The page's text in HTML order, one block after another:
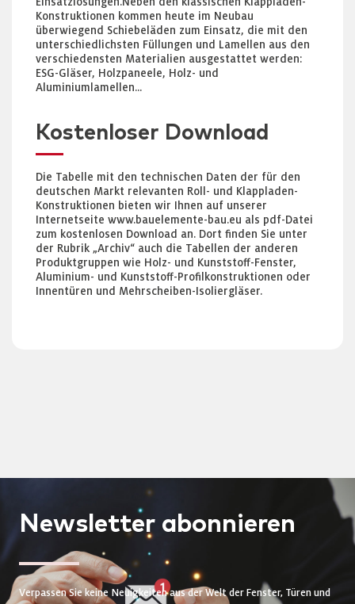
Konstruktionen kommen heute im Neubau
überwiegend Schiebeläden zum Einsatz, die mit den
unterschiedlichsten Füllungen und Lamellen aus den
verschiedensten Materialien ausgestattet werden:
ESG-Gläser, Holzpaneele, Holz- und
Aluminiumlamellen...
Kostenloser Download
Die Tabelle mit den technischen Daten der für den
deutschen Markt relevanten Roll- und Klappladen-
Konstruktionen bieten wir Ihnen auf unserer
Internetseite www.bauelemente-bau.eu als pdf-Datei
zum kostenlosen Download an. Dort finden Sie unter
der Rubrik „Archiv“ auch die Tabellen der anderen
Produktgruppen wie Holz- und Kunststoff-Fenster,
Aluminium- und Kunststoff-Profilkonstruktionen oder
Innentüren und Mehrscheiben-Isoliergläser.
Newsletter abonnieren
Verpassen Sie keine Neuigkeiten aus der Welt der Fenster, Türen und